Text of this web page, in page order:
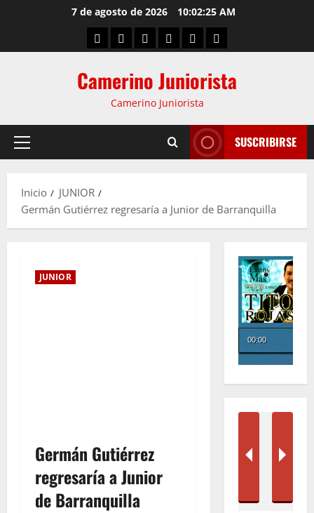
7 de agosto de 2026 10:02:26 AM
Camerino Juniorista
Camerino Juniorista
SUSCRIBIRSE
Inicio
JUNIOR
Germán Gutiérrez regresaría a Junior de Barranquilla
JUNIOR
Germán Gutiérrez
regresaría a Junior
de Barranquilla